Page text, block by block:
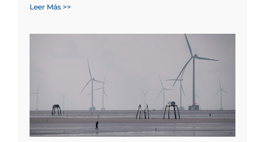
Leer Más >>